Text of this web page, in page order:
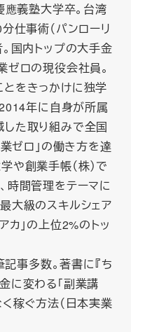
義塾大学卒。台湾
仕事術（パンローリ
。国内トップの大手金
ロの現役会社員。
をきっかけに独学
年に自身が所属
た取り組みで全国
ゼロ」の働き方を達
や創業手帳（株）で
時間管理をテーマに
大級のスキルシェア
カ」の上位2%のトッ
事多数。著書に『ち
に変わる「副業講
稼ぐ方法（日本実業